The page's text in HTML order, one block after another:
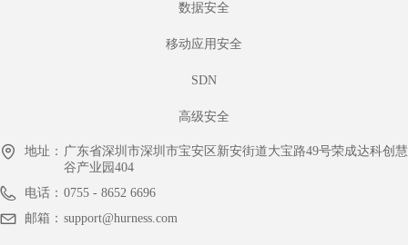
数据安全
移动应用安全
SDN
高级安全
地址： 广东省深圳市深圳市宝安区新安街道大宝路49号荣成达科创慧
谷产业园404
电话： 0755 - 8652 6696
邮箱： support@hurness.com